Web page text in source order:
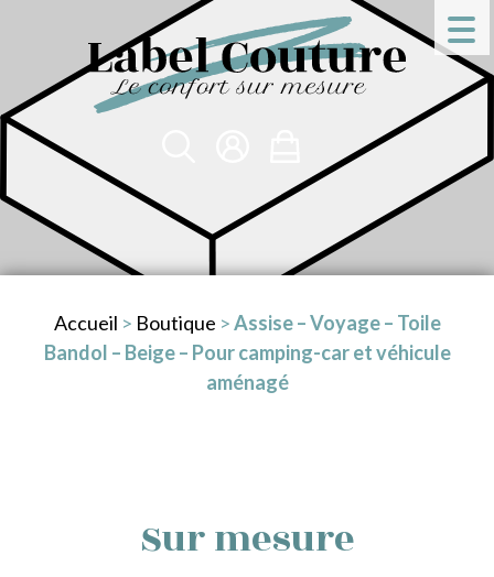
Accueil > Boutique >Assise – Voyage – Toile
Bandol – Beige – Pour camping-car et véhicule
aménagé
Sur mesure